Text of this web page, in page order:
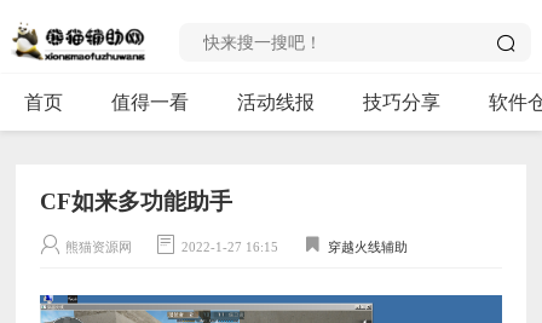
首页 值得一看 活动线报 技巧分享 软件
CF如来多功能助手
熊猫资源网 2022-1-27 16:15 穿越火线辅助